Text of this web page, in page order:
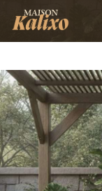
au
contenu